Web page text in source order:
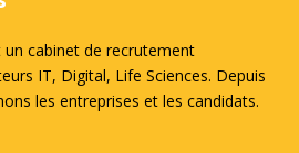
un cabinet de recrutement
IT, Digital, Life Sciences. Depuis
les entreprises et les candidats.